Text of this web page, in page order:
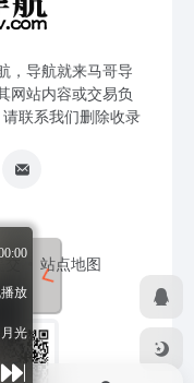
，导航就来马哥导
网站内容或交易负
联系我们删除收录
交 站点地图
放
光